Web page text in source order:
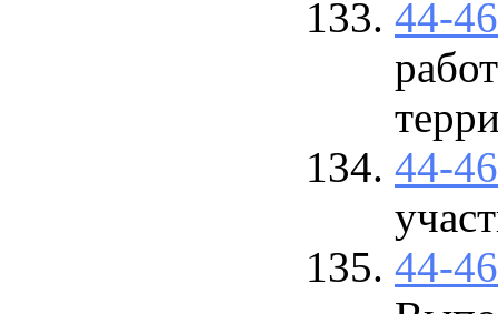
44-
44-
44-